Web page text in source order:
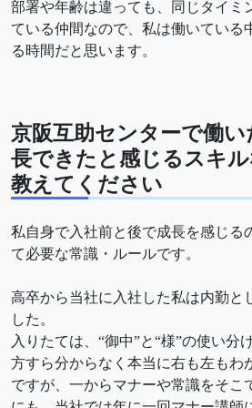
部署や年齢は違っても、同じタイミ
ている仲間なので、私は働いている
る時間だと思います。
京阪互助センターで働
長できたと感じるスキ
教えてください
私自身で入社前と後で成長を感じる
て必要な常識・ルールです。
高卒から当社に入社した私は内勤と
した。
入りたては、“御中”と“様”の使い分
方すら分からなく本当に右も左もわ
ですが、一からマナーや常識をそこ